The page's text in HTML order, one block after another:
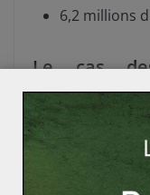
6,2 millions
Le cas
représente-
pour les
revenants
»,
partis grossir les